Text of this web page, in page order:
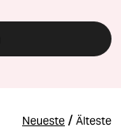
Neueste / Älteste